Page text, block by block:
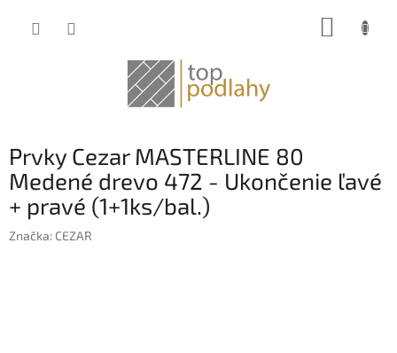
Prvky Cezar MASTERLINE 80
Medené drevo 472 - Ukončenie ľavé
+ pravé (1+1ks/bal.)
Značka: CEZAR